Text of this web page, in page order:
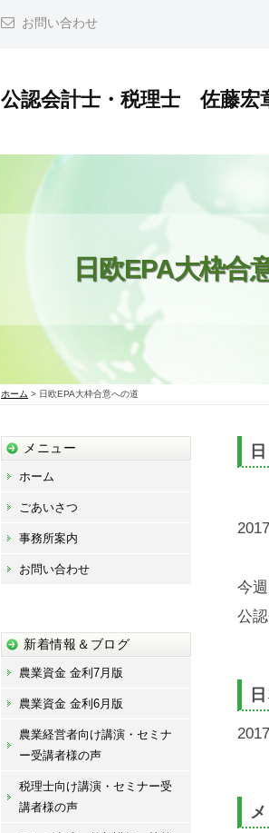
お問い合わせ
公認会計士・税理士 佐藤宏
認
佐
宏
章
日欧EPA大枠合
ホーム > 日欧EPA大枠合意への道
今
公
メニュー
ホーム
ごあいさつ
事務所案内
お問い合わせ
新着情報＆ブログ
農業資金 金利7月版
農業資金 金利6月版
農業経営者向け講演・セミナ
ー受講者様の声
税理士向け講演・セミナー受
講者様の声